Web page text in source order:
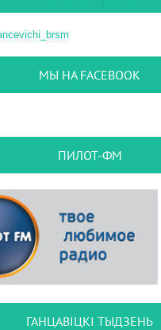
МЫ НА FACEBOOK
ПИЛОТ-ФМ
ГАНЦАВІЦКІ ТЫДЗЕНЬ